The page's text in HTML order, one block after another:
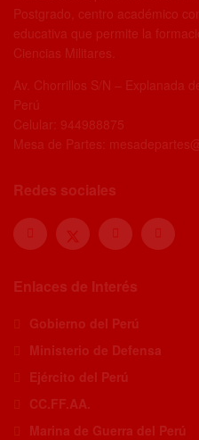
Postgrado, centro académico
educativa que permite la
Ciencias Militares.
Av. Chorrillos S/N – Explanada
Perú
Celular: 944988875
Mesa de Partes:
Redes sociales
Enlaces de Interés
Gobierno del Perú
Ministerio de Defensa
Ejército del Perú
CC.FF.AA.
Marina de Guerra del Perú